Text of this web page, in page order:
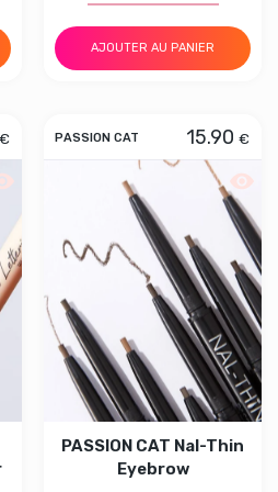
AJOUTER AU PANIER
€
rapide PASSION CAT Micro
PASSION CAT 15.90 €
PASSION CAT Nal-Thin
Eyebrow